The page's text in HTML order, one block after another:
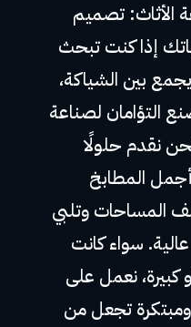
الأثاث: تصميم
إذا كنت تبحث
بين الشياكة،
التؤامان لصناعة
نقدم حلولًا
المطابخ
المساحات وتلبي
سواء كانت
نعمل على
تجعل من